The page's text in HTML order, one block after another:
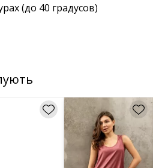
(до 40 градусов)